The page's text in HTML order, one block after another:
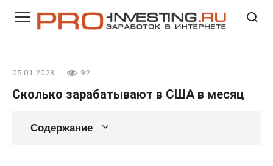
05.01.2023 92
Сколько зарабатывают в США в месяц
Содержание